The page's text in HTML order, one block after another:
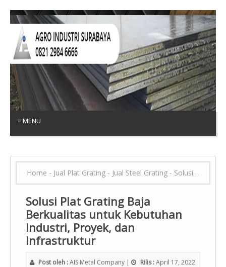
CV (AIS) Agro Industri Surabaya merupakan Supplier Besi
Profil di Surabaya. Cek Produk dan Katalog Jual Plat
≡ MENU
Home - Jual Plat Grating - Jual Steel Grating - Solusi Plat Grating Baja Berkualitas untuk Kebutuhan Industri, Proyek, dan Infrastruktur
Solusi Plat Grating Baja
Berkualitas untuk Kebutuhan
Industri, Proyek, dan
Infrastruktur
Post oleh :AIS Metal Company | Rilis :April 17, 2022